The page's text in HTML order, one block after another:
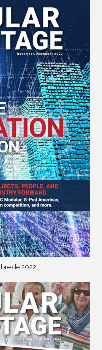
de 2022